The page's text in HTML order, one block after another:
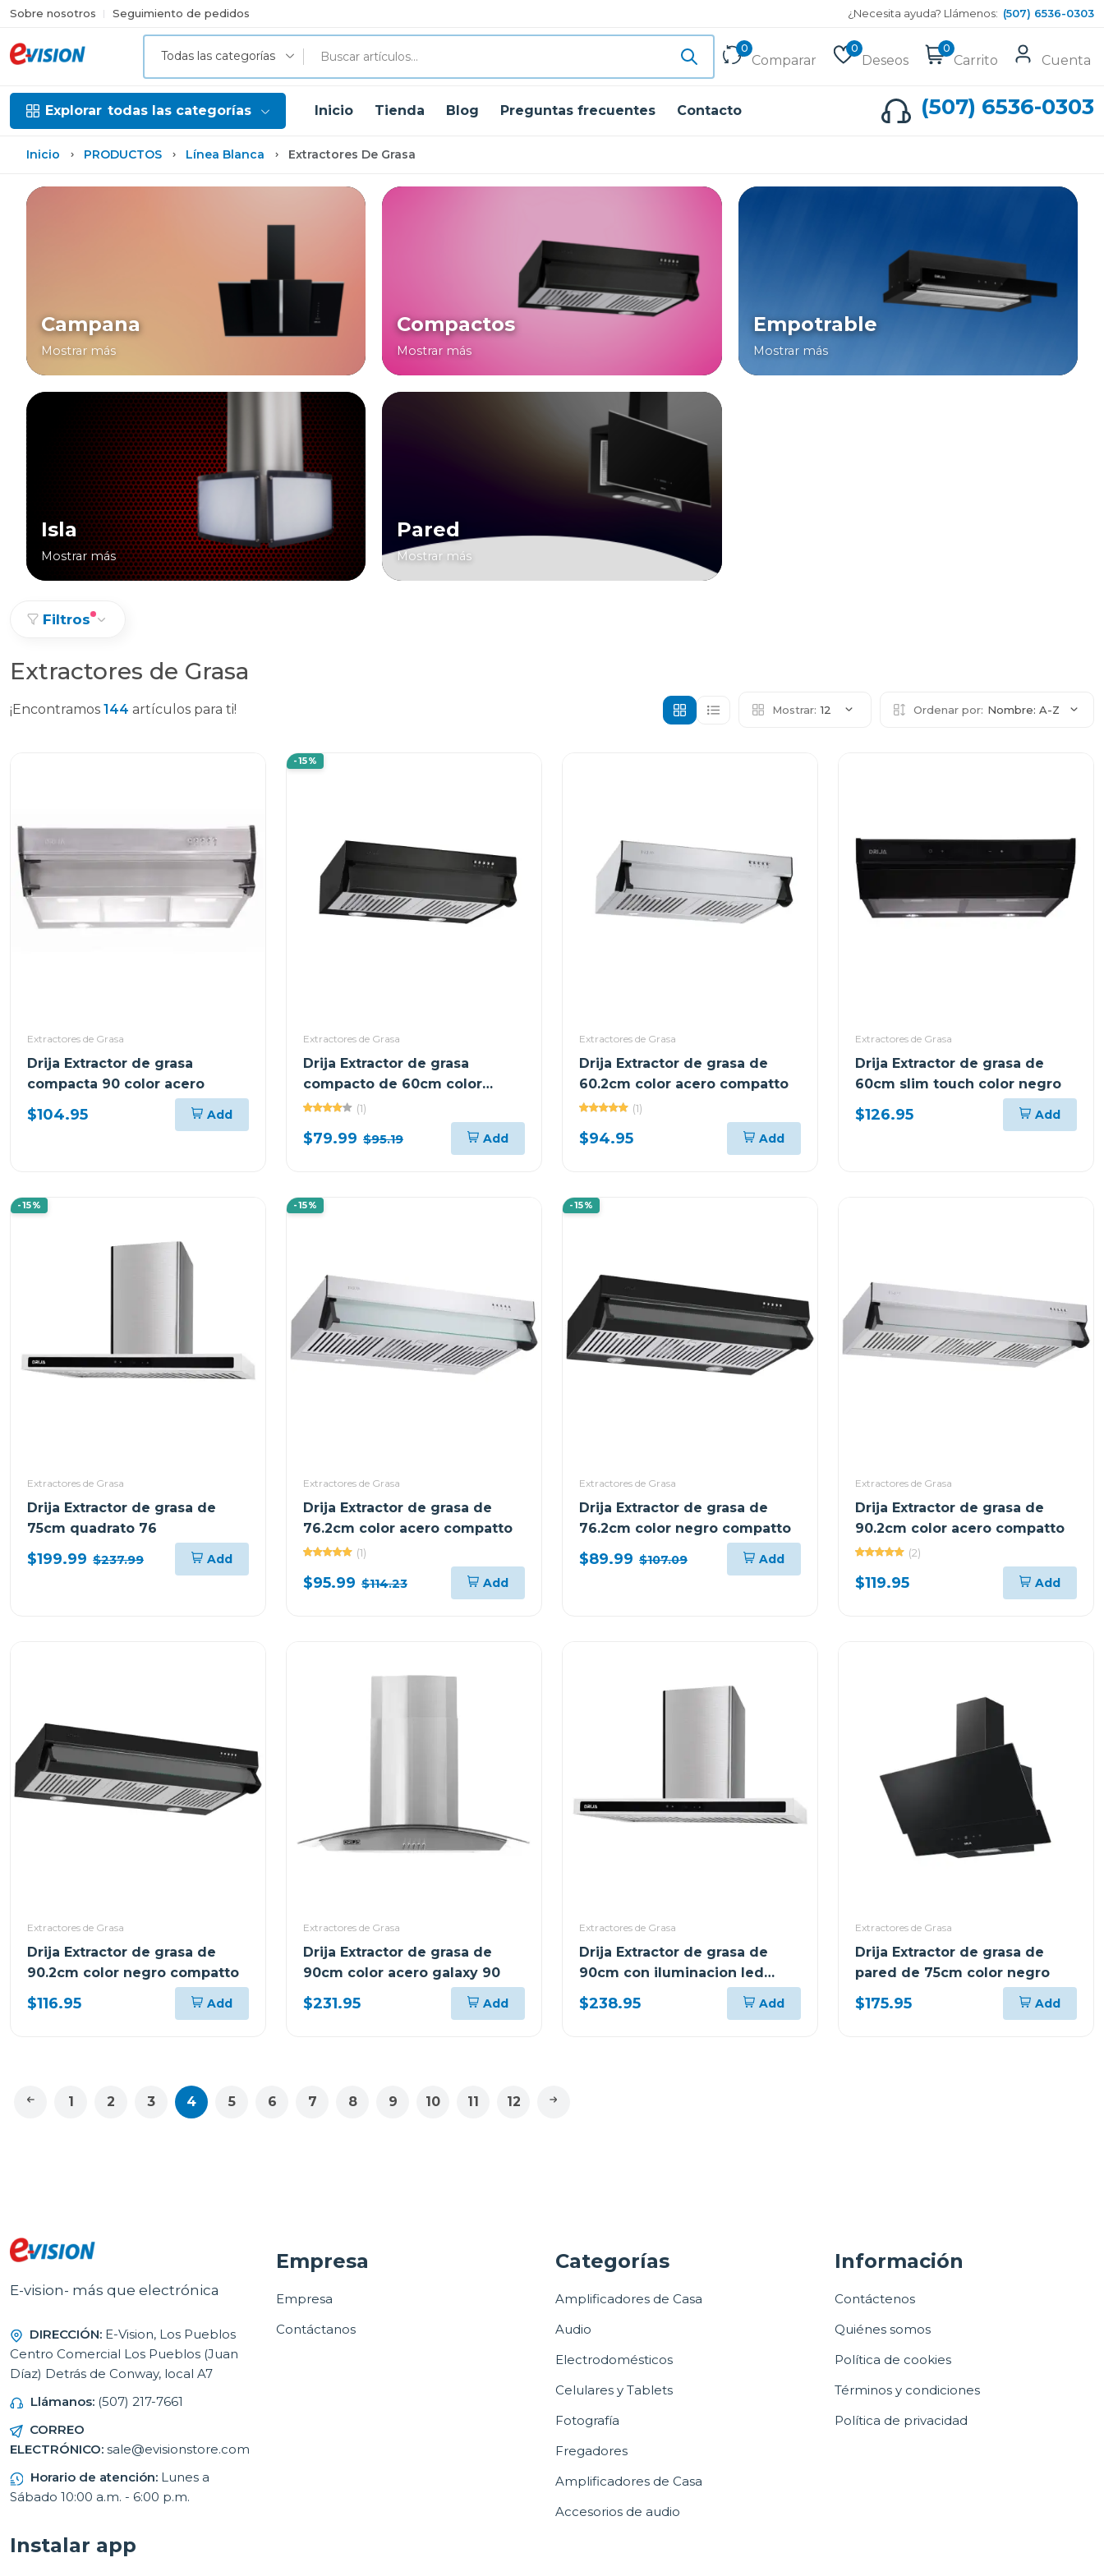
Sobre nosotros Seguimiento de pedidos ¿Necesita ayuda? Llámenos: (507) 6536-0303
Todas las categorías
0
Comparar
0
Deseos
0
Carrito Cuenta
Explorar todas las categorías Inicio Tienda Blog Preguntas frecuentes Contacto (507) 6536-0303
Inicio PRODUCTOS Línea Blanca Extractores De Grasa
Campana
Mostrar más
Compactos
Mostrar más
Empotrable
Mostrar más
Isla
Mostrar más
Pared
Mostrar más
Filtros
Extractores de Grasa
¡Encontramos 144 artículos para ti! Mostrar: 12 Ordenar por: Nombre: A-Z
Extractores de Grasa
Drija Extractor de grasa
compacta 90 color acero
$104.95 Add
-15%
Extractores de Grasa
Drija Extractor de grasa
compacto de 60cm color
negro
(1)
$79.99 $95.19 Add
Extractores de Grasa
Drija Extractor de grasa de
60.2cm color acero compatto
(1)
$94.95 Add
Extractores de Grasa
Drija Extractor de grasa de
60cm slim touch color negro
$126.95 Add
-15%
Extractores de Grasa
Drija Extractor de grasa de
75cm quadrato 76
$199.99 $237.99 Add
-15%
Extractores de Grasa
Drija Extractor de grasa de
76.2cm color acero compatto
(1)
$95.99 $114.23 Add
-15%
Extractores de Grasa
Drija Extractor de grasa de
76.2cm color negro compatto
$89.99 $107.09 Add
Extractores de Grasa
Drija Extractor de grasa de
90.2cm color acero compatto
(2)
$119.95 Add
Extractores de Grasa
Drija Extractor de grasa de
90.2cm color negro compatto
$116.95 Add
Extractores de Grasa
Drija Extractor de grasa de
90cm color acero galaxy 90
$231.95 Add
Extractores de Grasa
Drija Extractor de grasa de
90cm con iluminacion led
quadrato 90
$238.95 Add
Extractores de Grasa
Drija Extractor de grasa de
pared de 75cm color negro
$175.95 Add
1 2 3 4 5 6 7 8 9 10 11 12
E-vision- más que electrónica
DIRECCIÓN: E-Vision, Los Pueblos
Centro Comercial Los Pueblos (Juan
Díaz) Detrás de Conway, local A7
Llámanos: (507) 217-7661
CORREO
ELECTRÓNICO: sale@evisionstore.com
Horario de atención: Lunes a
Sábado 10:00 a.m. - 6:00 p.m.
Empresa
Empresa
Contáctanos
Categorías
Amplificadores de Casa
Audio
Electrodomésticos
Celulares y Tablets
Fotografía
Fregadores
Amplificadores de Casa
Accesorios de audio
Información
Contáctenos
Quiénes somos
Política de cookies
Términos y condiciones
Política de privacidad
Instalar app